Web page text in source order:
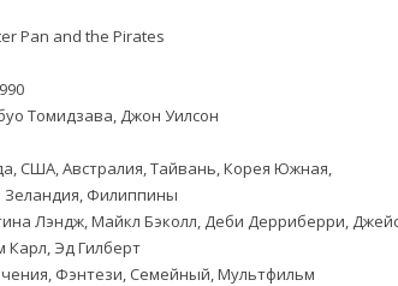
Pan and the Pirates
Томидзава, Джон Уилсон
США, Австралия, Тайвань, Корея Южная,
Зеландия, Филиппины
Лэндж, Майкл Бэколл, Деби Дерриберри,
Эд Гилберт
Фэнтези, Семейный, Мультфильм